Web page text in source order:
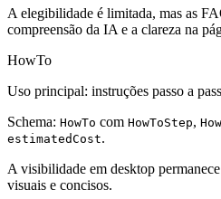
A elegibilidade é limitada, mas as
compreensão da IA e a clareza na
HowTo
Uso principal: instruções passo a
Schema: HowTo com HowToStep,
estimatedCost.
A visibilidade em desktop
visuais e concisos.